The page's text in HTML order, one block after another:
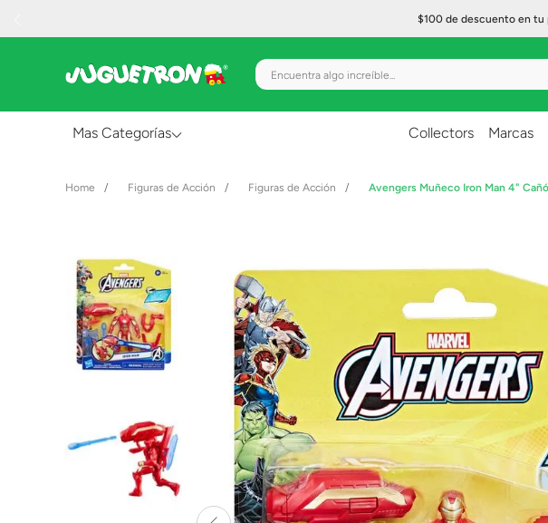
$100 de descuento en tu
Encuentra algo increíble...
Mas Categorías
Creatividad y Arte
Figuras de Acción
Gadgets y Electrónicos
Lanzadores
Muñecas
Construcción
Collectors Marcas
Figuras de Acción Figuras de Acción Avengers Muñeco Iron Man 4"